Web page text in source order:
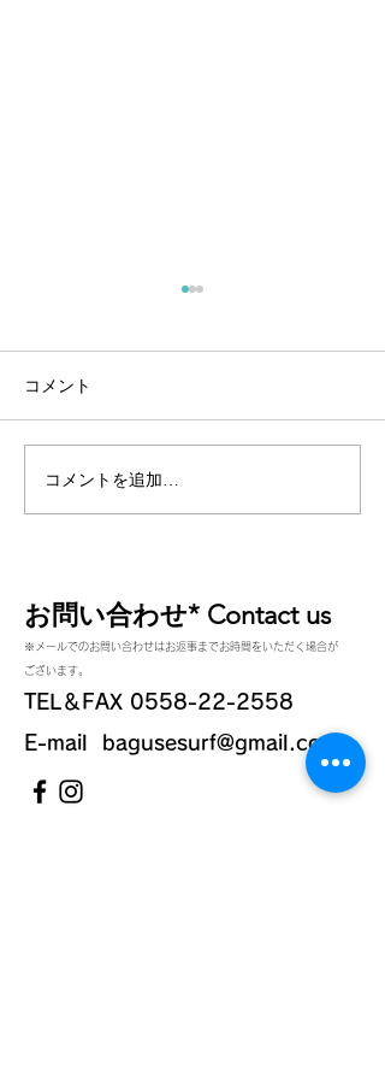
Water Rampage 2025モデル
Monster バグースのレンタル
ボードとミッドレングスを融
コメント
コメントを追加…
お問い合わせ* Contact us
※メールでのお問い合わせはお返事までお時間をいただく場合が
ございます。
TEL＆FAX 0558-22-2558
E-mail
bagusesurf@gmail.com